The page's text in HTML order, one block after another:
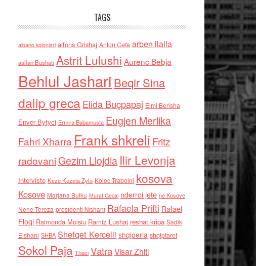
TAGS
albano kolonjari alfons Grishaj Anton Cefa arben llalla
asllan Bushati Astrit Lulushi Aurenc Bebja
Behlul Jashari Beqir Sina
dalip grecaElida Buçpapaj Elmi Berisha
Enver Bytyci Ermira Babamusta Eugjen Merlika
Fahri Xharra Frank shkreli Fritz
radovaniGezim Llojdia Ilir Levonja
Interviste Keze Kozeta Zylo Kolec Traboini kosova
Kosove Marjana Bulku Murat Gecaj nderroi jete ne Kosove
Nene Tereza presidenti Nishani Rafaela Prifti Rafael
Floqi Raimonda Moisiu Ramiz Lushaj reshat kripa Sadik
Elshani SHBA Shefqet Kercelli shqiperia shqiptaret
Sokol Paja Thaci VatraVisar Zhiti